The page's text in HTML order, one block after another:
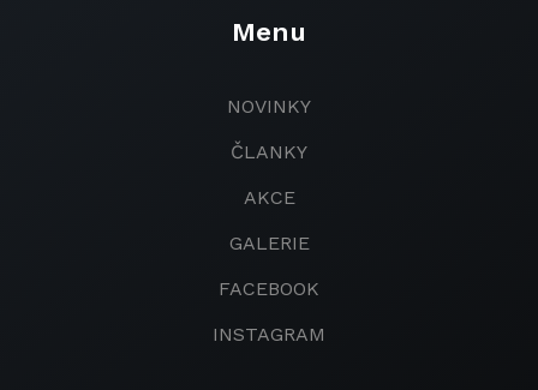
Menu
NOVINKY
ČLANKY
AKCE
GALERIE
FACEBOOK
INSTAGRAM